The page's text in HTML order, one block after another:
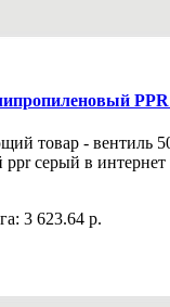
товар - вентиль
серый в интернет
3 623.64 р.